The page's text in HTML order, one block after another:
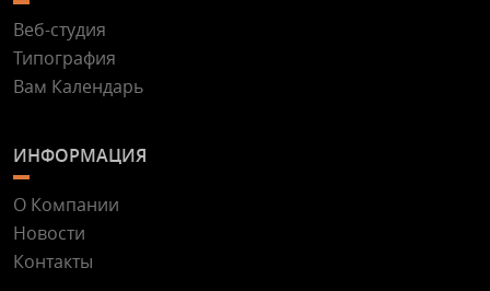
Веб-студия
Типография
Вам Календарь
ИНФОРМАЦИЯ
О Компании
Новости
Контакты